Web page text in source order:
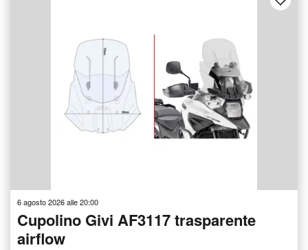
6 agosto 2026 alle 20:00
Cupolino Givi AF3117 trasparente
airflow